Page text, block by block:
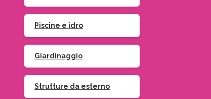
Piscine e idro
Giardinaggio
Strutture da esterno